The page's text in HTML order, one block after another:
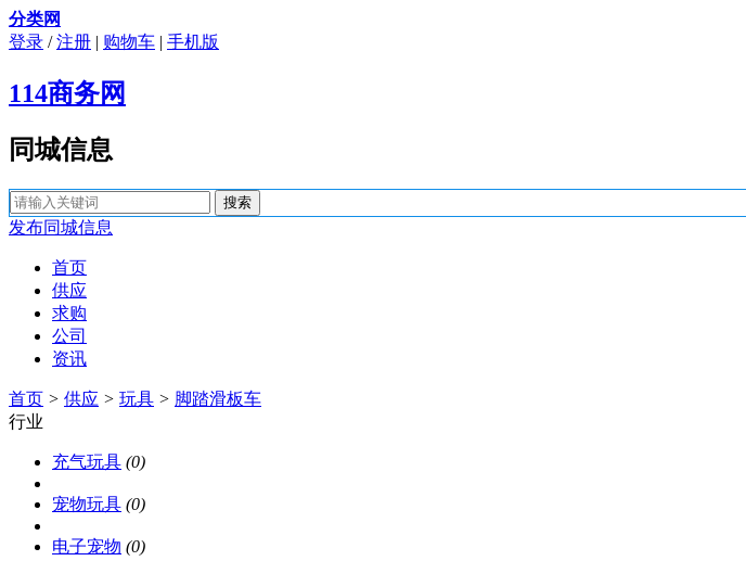
分类网
登录 /注册 | 购物车 | 手机版
114商务网
同城信息
发布同城信息
首页
供应
求购
公司
资讯
首页 > 供应 > 玩具 > 脚踏滑板车
行业
充气玩具 (0)
宠物玩具 (0)
电子宠物 (0)